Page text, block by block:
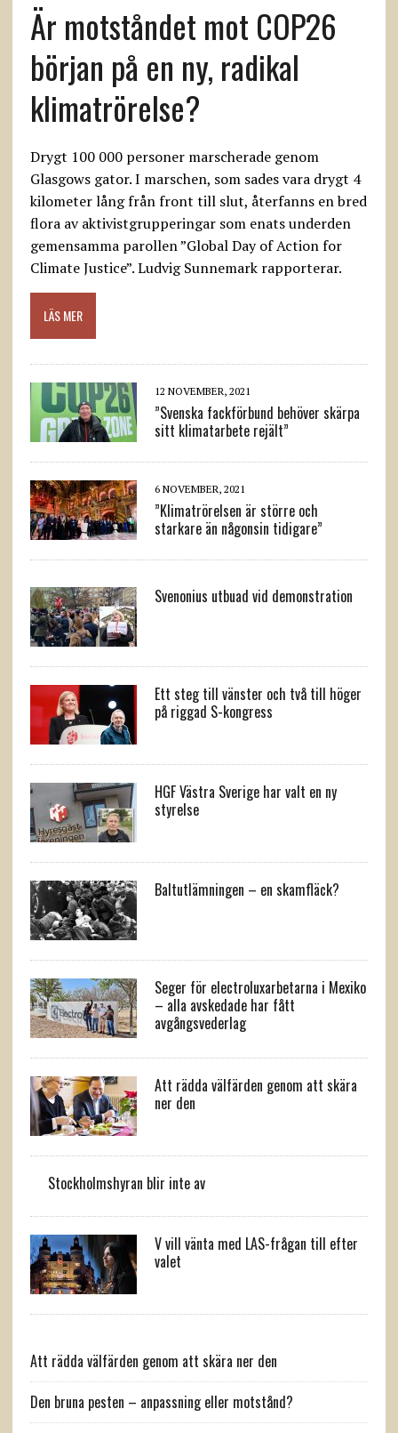
Är motståndet mot COP26
början på en ny, radikal
klimatrörelse?
Drygt 100 000 personer marscherade genom
Glasgows gator. I marschen, som sades vara drygt 4
kilometer lång från front till slut, återfanns en bred
flora av aktivistgrupperingar som enats underden
gemensamma parollen ”Global Day of Action for
Climate Justice”. Ludvig Sunnemark rapporterar.
LÄS MER
12 NOVEMBER, 2021
”Svenska fackförbund behöver skärpa
sitt klimatarbete rejält”
6 NOVEMBER, 2021
”Klimatrörelsen är större och
starkare än någonsin tidigare”
Svenonius utbuad vid demonstration
Ett steg till vänster och två till höger
på riggad S-kongress
HGF Västra Sverige har valt en ny
styrelse
Baltutlämningen – en skamfläck?
Seger för electroluxarbetarna i Mexiko
– alla avskedade har fått
avgångsvederlag
Att rädda välfärden genom att skära
ner den
Stockholmshyran blir inte av
V vill vänta med LAS-frågan till efter
valet
Att rädda välfärden genom att skära ner den
Den bruna pesten – anpassning eller motstånd?